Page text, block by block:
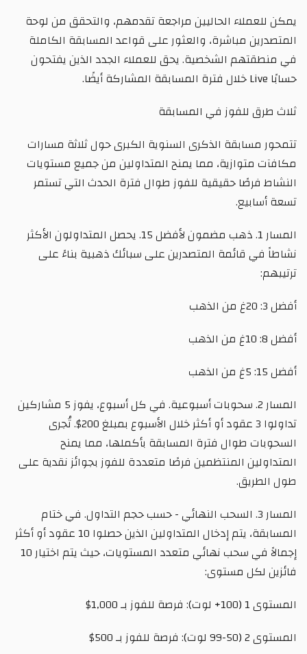
يمكن للعملاء الحاليين مراجعة تقدمهم، والتحقق من لوحة
المتصدرين مباشرة، والعثور على قواعد المسابقة الكاملة
في منطقتهم الشخصية. يحق للعملاء الجدد الذين يفتحون
حسابًا Live خلال فترة المسابقة المشاركة أيضًا.
ثلاث طرق للفوز في المسابقة
تتمحور مسابقة الذكرى السنوية الكبرى حول ثلاثة مسارات
مكافآت متوازية، مما يمنح المتداولين من جميع مستويات
النشاط فرصًا حقيقية للفوز طوال فترة الحدث التي تستمر
تسعة أسابيع.
المسار 1. ذهب مضمون لأفضل 15. يحصل المتداولون الأكثر
نشاطاً في قائمة المتصدرين على سبائك ذهبية بناءً على
ترتيبهم:
أفضل 3: 20غ من الذهب
أفضل 8: 10غ من الذهب
أفضل 15: 5غ من الذهب
المسار 2. سحوبات أسبوعية. في كل أسبوع، يفوز 5 مشاركين
تداولوا 3 عقود أو أكثر خلال الأسبوع بمبلغ 200$. تُجرى
السحوبات طوال فترة المسابقة بأكملها، مما يمنح
المتداولين المنتظمين فرصًا متعددة للفوز بجوائز نقدية على
طول الطريق.
المسار 3. السحب النهائي - حسب حجم التداول. في ختام
المسابقة، يتم إدخال المتداولين الذين حصلوا 10 عقود أو أكثر
إجمالاً في سحب نهائي متعدد المستويات، حيث يتم اختيار 10
فائزين لكل مستوى:
المستوى 1 (100+ لوت): فرصة للفوز بـ 1,000$
المستوى 2 (50-99 لوت): فرصة للفوز بـ 500$